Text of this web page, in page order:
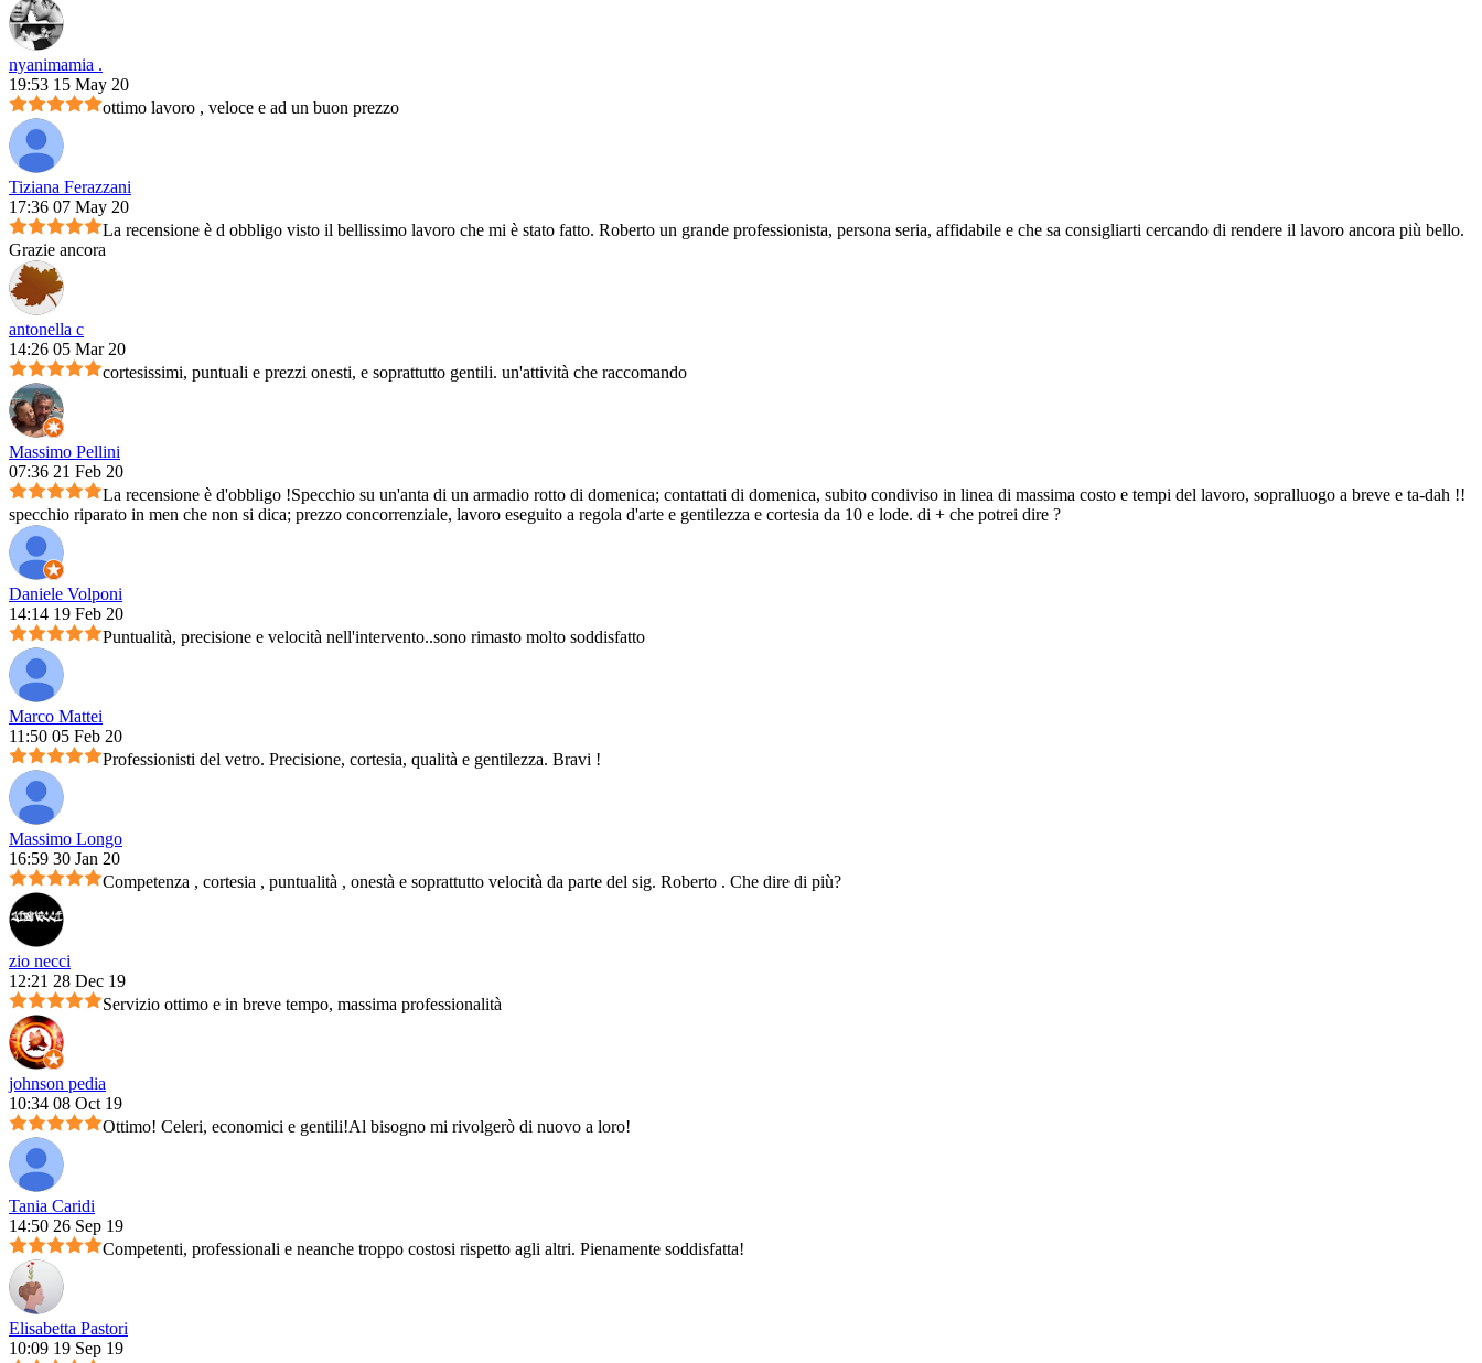
nyanimamia .
19:53 15 May 20
ottimo lavoro , veloce e ad un buon prezzo
Tiziana Ferazzani
17:36 07 May 20
La recensione è d obbligo visto il bellissimo lavoro che mi è stato fatto. Roberto un grande professionista, persona seria, affidabile e che sa consigliarti cercando di rendere il lavoro ancora più bello.
Grazie ancora
antonella c
14:26 05 Mar 20
cortesissimi, puntuali e prezzi onesti, e soprattutto gentili. un'attività che raccomando
Massimo Pellini
07:36 21 Feb 20
La recensione è d'obbligo !Specchio su un'anta di un armadio rotto di domenica; contattati di domenica, subito condiviso in linea di massima costo e tempi del lavoro, sopralluogo a breve e ta-dah !!
specchio riparato in men che non si dica; prezzo concorrenziale, lavoro eseguito a regola d'arte e gentilezza e cortesia da 10 e lode. di + che potrei dire ?
Daniele Volponi
14:14 19 Feb 20
Puntualità, precisione e velocità nell'intervento..sono rimasto molto soddisfatto
Marco Mattei
11:50 05 Feb 20
Professionisti del vetro. Precisione, cortesia, qualità e gentilezza. Bravi !
Massimo Longo
16:59 30 Jan 20
Competenza , cortesia , puntualità , onestà e soprattutto velocità da parte del sig. Roberto . Che dire di più?
zio necci
12:21 28 Dec 19
Servizio ottimo e in breve tempo, massima professionalità
johnson pedia
10:34 08 Oct 19
Ottimo! Celeri, economici e gentili!Al bisogno mi rivolgerò di nuovo a loro!
Tania Caridi
14:50 26 Sep 19
Competenti, professionali e neanche troppo costosi rispetto agli altri. Pienamente soddisfatta!
Elisabetta Pastori
10:09 19 Sep 19